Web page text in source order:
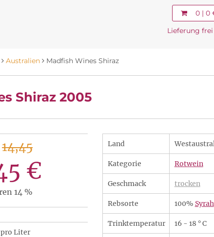
0 | 0
Lieferung frei
Australien Madfish Wines Shiraz
Shiraz 2005
14,45
€
14 %
pro Liter
Land
Kategorie Rotwein
Geschmack trocken
Rebsorte 100% Syrah
Trinktemperatur 16 - 18 ° C